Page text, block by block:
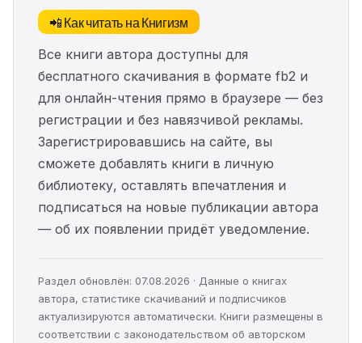
📲 Как читать на Книгизм
Все книги автора доступны для
бесплатного скачивания в формате fb2 и
для онлайн-чтения прямо в браузере — без
регистрации и без навязчивой рекламы.
Зарегистрировавшись на сайте, вы
сможете добавлять книги в личную
библиотеку, оставлять впечатления и
подписаться на новые публикации автора
— об их появлении придёт уведомление.
Раздел обновлён: 07.08.2026 · Данные о книгах
автора, статистике скачиваний и подписчиков
актуализируются автоматически. Книги размещены в
соответствии с законодательством об авторском